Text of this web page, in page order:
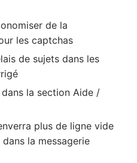
de la
les captchas
de sujets dans les
la section Aide /
plus de ligne vide
la messagerie